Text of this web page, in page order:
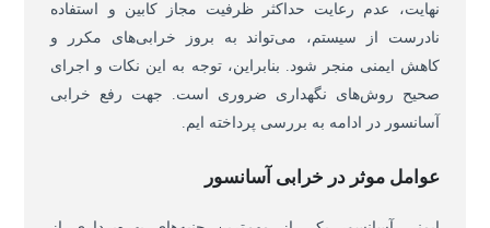
نهایت، عدم رعایت حداکثر ظرفیت مجاز کابین و استفاده
نادرست از سیستم، می‌تواند به بروز خرابی‌های مکرر و
کاهش ایمنی منجر شود. بنابراین، توجه به این نکات و اجرای
صحیح روش‌های نگهداری ضروری است. جهت رفع خرابی
آسانسور در ادامه به بررسی پرداخته ایم.
عوامل موثر در خرابی آسانسور